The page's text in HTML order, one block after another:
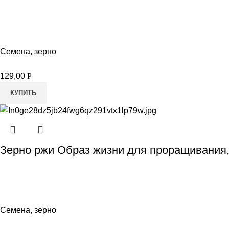
Семена, зерно
129,00 Р
КУПИТЬ
Зерно ржи Образ жизни для
Семена, зерно